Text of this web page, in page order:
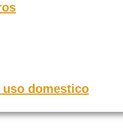
uso domestico